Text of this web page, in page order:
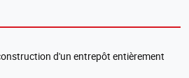
d'un entrepôt entièrement